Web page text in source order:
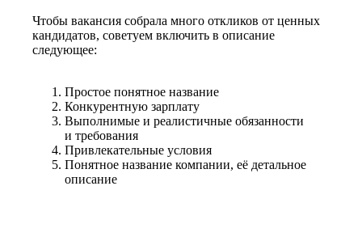
Чтобы вакансия собрала много откликов от ценных
кандидатов, советуем включить в описание
следующее:
Простое понятное название
Конкурентную зарплату
Выполнимые и реалистичные обязанности
и требования
Привлекательные условия
Понятное название компании, её детальное
описание